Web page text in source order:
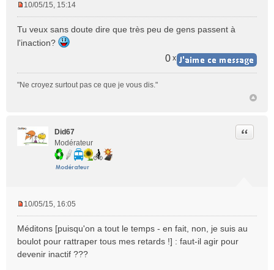
s
s
n
u
10/05/15, 15:14
Tu veux sans doute dire que très peu de gens passent à
l'inaction?
0 x
"Ne croyez surtout pas ce que je vous dis."
Did67
Modérateur
Citer
s
s
a
10/05/15, 16:05
Méditons [puisqu'on a tout le temps - en fait, non, je suis au
boulot pour rattraper tous mes retards !] : faut-il agir pour
devenir inactif ???